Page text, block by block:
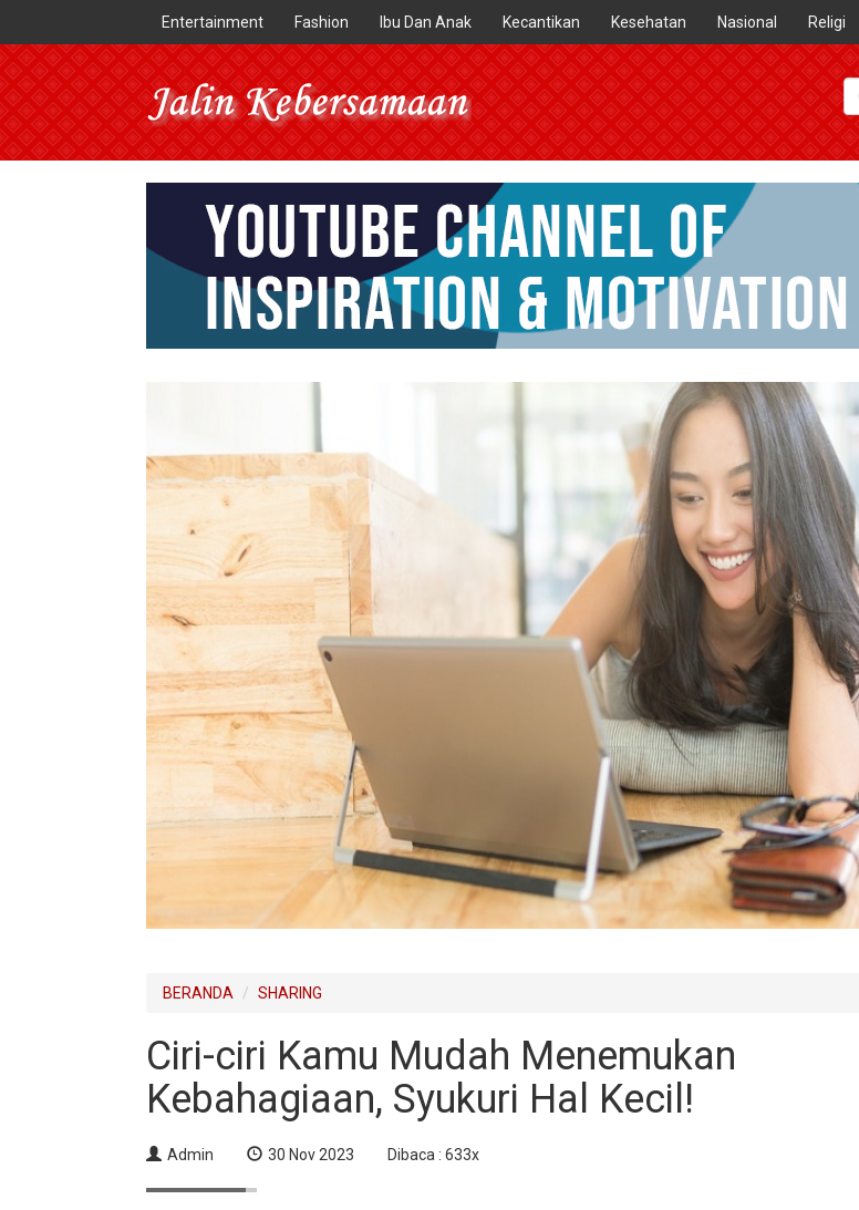
Entertainment Fashion Ibu Dan Anak Kecantikan Kesehatan Nasional Religi
BERANDA SHARING
Ciri-ciri Kamu Mudah Menemukan
Kebahagiaan, Syukuri Hal Kecil!
Admin 30 Nov 2023 Dibaca : 633x